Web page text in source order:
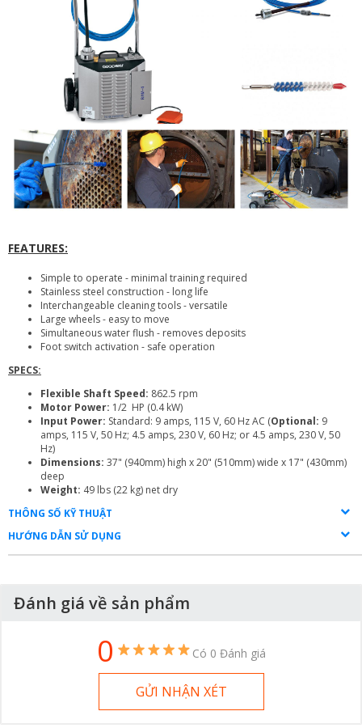
FEATURES:
Simple to operate - minimal training required
Stainless steel construction - long life
Interchangeable cleaning tools - versatile
Large wheels - easy to move
Simultaneous water flush - removes deposits
Foot switch activation - safe operation
SPECS:
Flexible Shaft Speed: 862.5 rpm
Motor Power: 1/2 HP (0.4 kW)
Input Power: Standard: 9 amps, 115 V, 60 Hz AC (Optional: 9
amps, 115 V, 50 Hz; 4.5 amps, 230 V, 60 Hz; or 4.5 amps, 230 V, 50
Hz)
Dimensions: 37" (940mm) high x 20" (510mm) wide x 17" (430mm)
deep
Weight: 49 lbs (22 kg) net dry
THÔNG SỐ KỸ THUẬT
HƯỚNG DẪN SỬ DỤNG
Đánh giá về sản phẩm
0 Có 0 Đánh giá
GỬI NHẬN XÉT